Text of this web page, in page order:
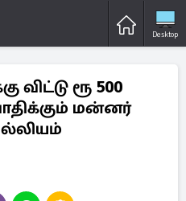
Desktop
விட்டு ரூ 500
மன்னர்